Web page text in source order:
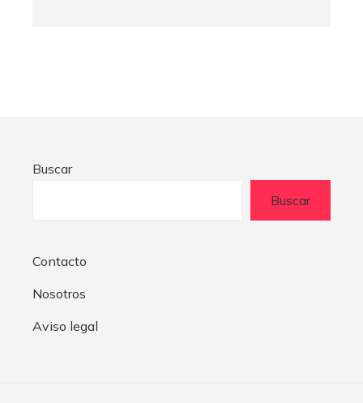
Buscar
Buscar
Contacto
Nosotros
Aviso legal